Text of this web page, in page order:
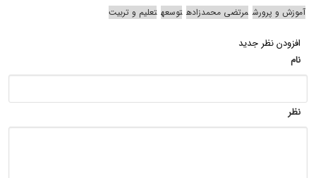
آموزش و پرورش مرتضی محمدزاده توسعه تعلیم و تربیت
افزودن نظر جدید
نام
نظر